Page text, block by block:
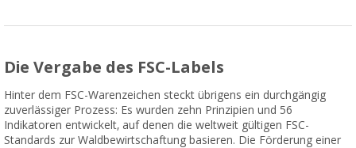
Die Vergabe des FSC-Labels
Hinter dem FSC-Warenzeichen steckt übrigens ein durchgängig
zuverlässiger Prozess: Es wurden zehn Prinzipien und 56
Indikatoren entwickelt, auf denen die weltweit gültigen FSC-
Standards zur Waldbewirtschaftung basieren. Die Förderung einer